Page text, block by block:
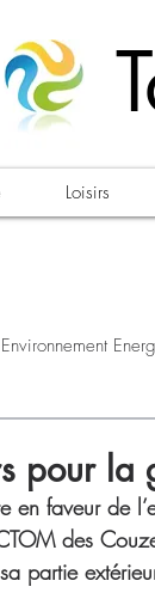
Loisirs
Environnement
pour
en faveur de
des
partie